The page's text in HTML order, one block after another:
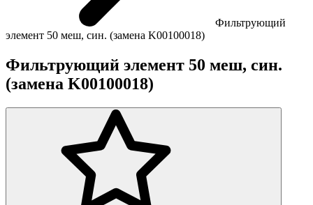
Фильтрующий
элемент 50 меш, син. (замена K00100018)
Фильтрующий элемент 50 меш, син.
(замена K00100018)